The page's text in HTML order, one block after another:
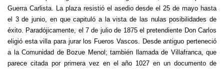
Guerra Carlista. La plaza resistió el asedio desde el 25 de mayo hasta
el 3 de junio, en que capituló a la vista de las nulas posibilidades de
éxito. Paradójicamente, el 7 de julio de 1875 el pretendiente Don Carlos
eligió esta villa para jurar los Fueros Vascos. Desde antiguo perteneció
a la Comunidad de Bozue Menol; también llamada de Villafranca, que
parece citada por primera vez en el año 1027 en un documento de